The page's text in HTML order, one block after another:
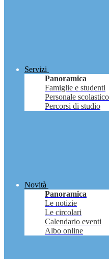
Servizi
Panoramica
Famiglie e studenti
Personale scolastico
Percorsi di studio
Novità
Panoramica
Le notizie
Le circolari
Calendario eventi
Albo online